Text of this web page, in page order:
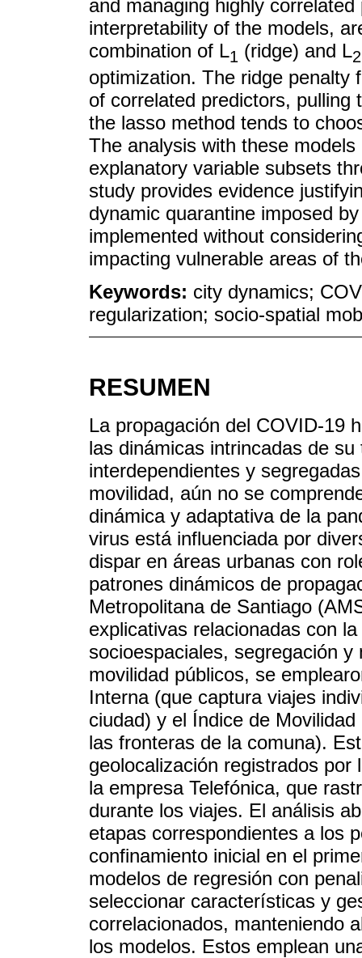
and managing highly
interpretability of the models,
combination of L1 (ridge) and L2
optimization. The ridge penalty
of correlated predictors,
the lasso method tends to
The analysis with these
explanatory variable subsets
study provides evidence
dynamic quarantine imposed
implemented without
impacting vulnerable areas of
Keywords: city dynamics;
regularization; socio-spatial
RESUMEN
La propagación del COVID-19
las dinámicas intrincadas de
interdependientes y
movilidad, aún no se
dinámica y adaptativa de la
virus está influenciada por
dispar en áreas urbanas con
patrones dinámicos de
Metropolitana de Santiago
explicativas relacionadas con
socioespaciales, segregación
movilidad públicos, se
Interna (que captura viajes
ciudad) y el Índice de
las fronteras de la comuna).
geolocalización registrados
la empresa Telefónica, que
durante los viajes. El análisis
etapas correspondientes a los
confinamiento inicial en el
modelos de regresión con
seleccionar características y
correlacionados, manteniendo
los modelos. Estos emplean